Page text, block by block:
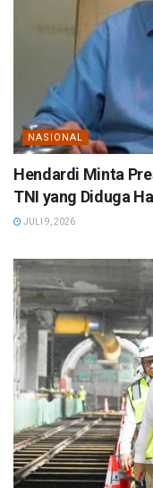
NASIONAL
Hendardi Minta
TNI yang Diduga
JULI 9, 2026